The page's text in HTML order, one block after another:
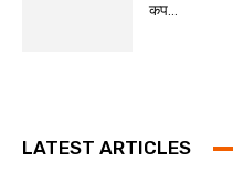
कप...
LATEST ARTICLES